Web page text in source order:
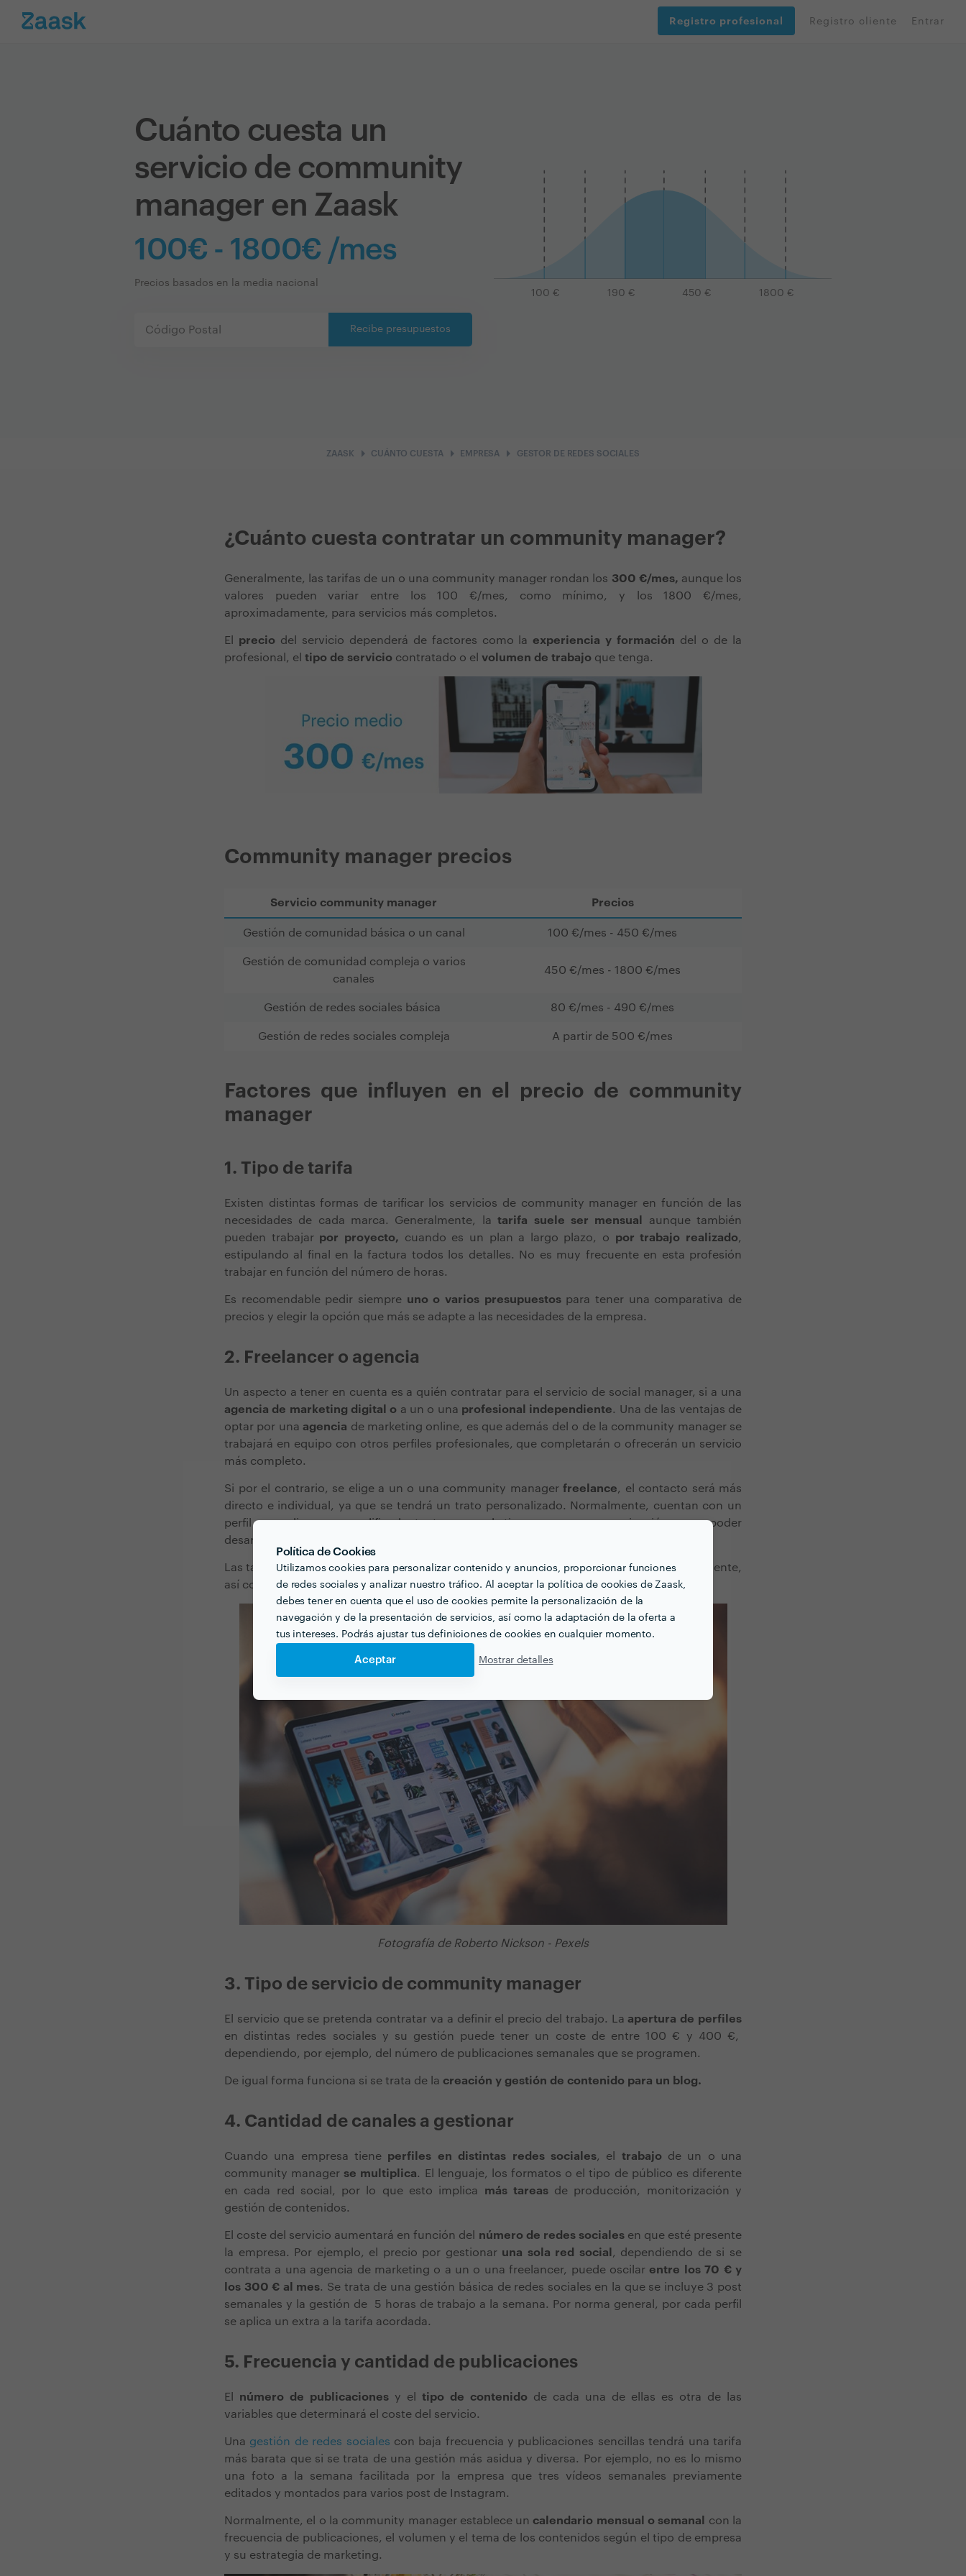
Política de Cookies
Utilizamos cookies para personalizar contenido y anuncios, proporcionar funciones
de redes sociales y analizar nuestro tráfico. Al aceptar la política de cookies de Zaask,
debes tener en cuenta que el uso de cookies permite la personalización de la
navegación y de la presentación de servicios, así como la adaptación de la oferta a
tus intereses. Podrás ajustar tus definiciones de cookies en cualquier momento.
Aceptar Mostrar detalles
Registro profesional Registro cliente Entrar
Cuánto cuesta un
servicio de community
manager en Zaask
100€ - 1800€ /mes
Precios basados en la media nacional
Recibe presupuestos
100 € 190 € 450 € 1800 €
ZAASK arrow_right CUÁNTO CUESTAarrow_right EMPRESA arrow_right GESTOR DE REDES SOCIALES
¿Cuánto cuesta contratar un community manager?
Generalmente, las tarifas de un o una community manager rondan los 300 €/mes, aunque los
valores pueden variar entre los 100 €/mes, como mínimo, y los 1800 €/mes,
aproximadamente, para servicios más completos.
El precio del servicio dependerá de factores como la experiencia y formación del o de la
profesional, el tipo de servicio contratado o el volumen de trabajo que tenga.
Community manager precios
Servicio community manager Precios
Gestión de comunidad básica o un canal 100 €/mes - 450 €/mes
Gestión de comunidad compleja o varios
canales
450 €/mes - 1800 €/mes
Gestión de redes sociales básica 80 €/mes - 490 €/mes
Gestión de redes sociales compleja A partir de 500 €/mes
Factores que influyen en el precio de community
manager
1. Tipo de tarifa
Existen distintas formas de tarificar los servicios de community manager en función de las
necesidades de cada marca. Generalmente, la tarifa suele ser mensual aunque también
pueden trabajar por proyecto, cuando es un plan a largo plazo, o por trabajo realizado,
estipulando al final en la factura todos los detalles. No es muy frecuente en esta profesión
trabajar en función del número de horas.
Es recomendable pedir siempre uno o varios presupuestospara tener una comparativa de
precios y elegir la opción que más se adapte a las necesidades de la empresa.
2. Freelancer o agencia
Un aspecto a tener en cuenta es a quién contratar para el servicio de social manager, si a una
agencia de marketing digital o a un o una profesional independiente. Una de las ventajas de
optar por una agencia de marketing online, es que además del o de la community manager se
trabajará en equipo con otros perfiles profesionales, que completarán o ofrecerán un servicio
más completo.
Si por el contrario, se elige a un o una community manager freelance, el contacto será más
directo e individual, ya que se tendrá un trato personalizado. Normalmente, cuentan con un
perfil muy diverso y cualificado tanto en marketing como en comunicación, para poder
desarrollar distintas tareas.
Las tarifas variarán en función del tipo de servicio contratado y de las necesidades del cliente,
así como de la experiencia y formación en el sector.
Fotografía de Roberto Nickson - Pexels
3. Tipo de servicio de community manager
El servicio que se pretenda contratar va a definir el precio del trabajo. La apertura de perfiles
en distintas redes sociales y su gestión puede tener un coste de entre 100 € y 400 €,
dependiendo, por ejemplo, del número de publicaciones semanales que se programen.
De igual forma funciona si se trata de la creación y gestión de contenido para un blog.
4. Cantidad de canales a gestionar
Cuando una empresa tiene perfiles en distintas redes sociales, el trabajo de un o una
community manager se multiplica. El lenguaje, los formatos o el tipo de público es diferente
en cada red social, por lo que esto implica más tareasde producción, monitorización y
gestión de contenidos.
El coste del servicio aumentará en función del número de redes sociales en que esté presente
la empresa. Por ejemplo, el precio por gestionar una sola red social , dependiendo de si se
contrata a una agencia de marketing o a un o una freelancer, puede oscilar entre los 70 € y
los 300 € al mes. Se trata de una gestión básica de redes sociales en la que se incluye 3 post
semanales y la gestión de 5 horas de trabajo a la semana. Por norma general, por cada perfil
se aplica un extra a la tarifa acordada.
5. Frecuencia y cantidad de publicaciones
El número de publicaciones y el tipo de contenido de cada una de ellas es otra de las
variables que determinará el coste del servicio.
Una gestión de redes sociales con baja frecuencia y publicaciones sencillas tendrá una tarifa
más barata que si se trata de una gestión más asidua y diversa. Por ejemplo, no es lo mismo
una foto a la semana facilitada por la empresa que tres vídeos semanales previamente
editados y montados para varios post de Instagram.
Normalmente, el o la community manager establece un calendario mensual o semanal
con la
frecuencia de publicaciones, el volumen y el tema de los contenidos según el tipo de empresa
y su estrategia de marketing.